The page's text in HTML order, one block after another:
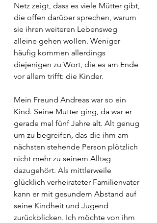
Netz zeigt, dass es viele Mütter gibt,
die offen darüber sprechen, warum
sie ihren weiteren Lebensweg
alleine gehen wollen. Weniger
häufig kommen allerdings
diejenigen zu Wort, die es am Ende
vor allem trifft: die Kinder.
Mein Freund Andreas war so ein
Kind. Seine Mutter ging, da war er
gerade mal fünf Jahre alt. Alt genug
um zu begreifen, das die ihm am
nächsten stehende Person plötzlich
nicht mehr zu seinem Alltag
dazugehört. Als mittlerweile
glücklich verheirateter Familienvater
kann er mit gesundem Abstand auf
seine Kindheit und Jugend
zurückblicken. Ich möchte von ihm